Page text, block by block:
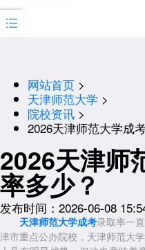

网站首页 >
天津师范大学 >
院校资讯 >
2026天津师范大学成
2026天津师
率多少？
发布时间：2026-06-08
天津师范大学成考录取率一
津市重点公办院校，天津师范大